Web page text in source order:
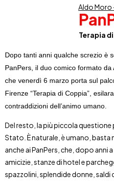
Aldo Moro
Terapia
Dopo tanti anni qualche screzio è
PanPers, il duo comico formato
che venerdì 6 marzo porta sul
Firenze “Terapia di Coppia”,
contraddizioni dell’animo umano.
Del resto, la più piccola questione
Stato. È naturale, è umano, basta
anche ai PanPers, che, dopo anni
amicizie, stanze di hotel e
spazzolini, splendide donne, saldi